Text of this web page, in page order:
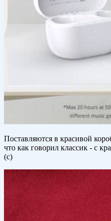
Поставляются в красивой
что как говорил классик - с
(с)